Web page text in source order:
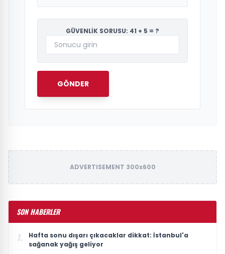
GÜVENLİK SORUSU: 41 + 5 = ?
GÖNDER
ADVERTISEMENT 300x600
SON HABERLER
1.
Hafta sonu dışarı çıkacaklar dikkat: İstanbul'a
sağanak yağış geliyor